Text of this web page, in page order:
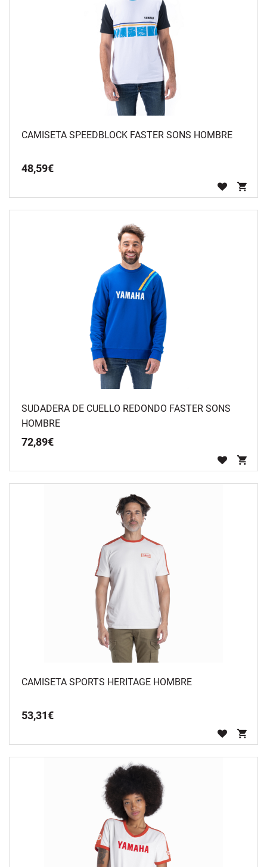
CAMISETA SPEEDBLOCK FASTER SONS HOMBRE
48,59€
SUDADERA DE CUELLO REDONDO FASTER SONS
HOMBRE
72,89€
CAMISETA SPORTS HERITAGE HOMBRE
53,31€